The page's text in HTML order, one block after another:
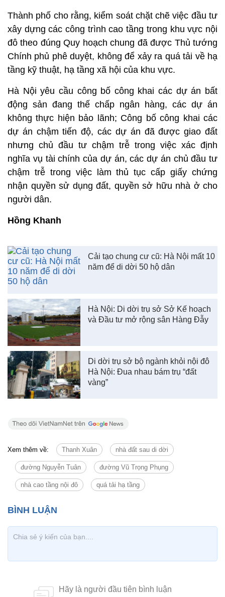
Thành phố cho rằng, kiểm soát chặt chẽ việc đầu tư
xây dựng các công trình cao tầng trong khu vực nội
đô theo đúng Quy hoạch chung đã được Thủ tướng
Chính phủ phê duyệt, không để xảy ra quá tải về hạ
tầng kỹ thuật, hạ tầng xã hội của khu vực.
Hà Nội yêu cầu công bố công khai các dự án bất
động sản đang thế chấp ngân hàng, các dự án
không thực hiện bảo lãnh; Công bố công khai các
dự án chậm tiến độ, các dự án đã được giao đất
nhưng chủ đầu tư chậm trễ trong việc xác định
nghĩa vụ tài chính của dự án, các dự án chủ đầu tư
chậm trễ trong việc làm thủ tục cấp giấy chứng
nhận quyền sử dụng đất, quyền sở hữu nhà ở cho
người dân.
Hồng Khanh
Cải tạo chung cư cũ: Hà Nội mất 10
năm để di dời 50 hộ dân
Hà Nội: Di dời trụ sở Sở Kế hoạch
và Đầu tư mở rộng sân Hàng Đẫy
Di dời trụ sở bộ ngành khỏi nội đô
Hà Nội: Đua nhau bám trụ “đất
vàng”
Xem thêm về: Thanh Xuân nhà đất sau di dời
đường Nguyễn Tuân đường Vũ Trọng Phụng
nhà cao tầng nội đô quá tải hạ tầng